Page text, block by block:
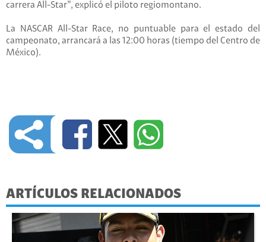
carrera All-Star”, explicó el piloto regiomontano.
La NASCAR All-Star Race, no puntuable para el estado del
campeonato, arrancará a las 12:00 horas (tiempo del Centro de
México).
ARTÍCULOS RELACIONADOS